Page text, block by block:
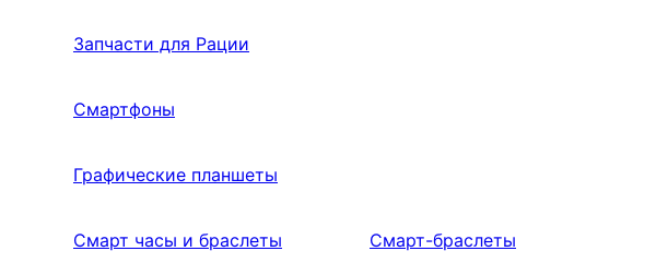
Запчасти для Рации
Смартфоны
Графические планшеты
Смарт часы и браслеты Смарт-браслеты